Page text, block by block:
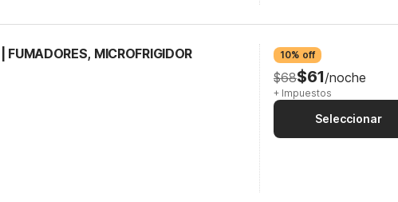
FUMADORES, MICROFRIGIDOR 10% off
$68$61/noche
+ Impuestos
Seleccionar